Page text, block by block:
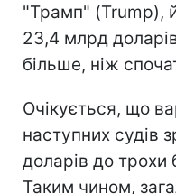
"Трамп" (Trump),
23,4 млрд
більше, ніж
Очікується, що
наступних судів
доларів до трохи
Таким чином,